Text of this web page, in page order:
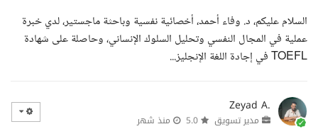
السلام عليكم، د. وفاء أحمد، أخصائية نفسية وباحثة ماجستير، لدي خبرة
عملية في المجال النفسي وتحليل السلوك الإنساني، وحاصلة على شهادة
TOEFL في إجادة اللغة الإنجليز...
Zeyad A.
مدير تسويق منذ شهر